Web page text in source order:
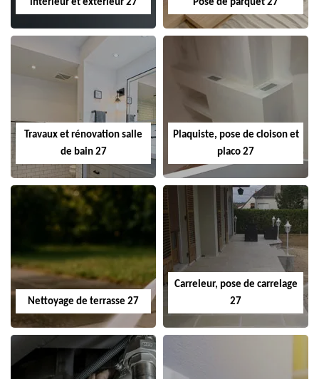
intérieur et extérieur 27
Pose de parquet 27
Travaux et rénovation salle
de bain 27
Plaquiste, pose de cloison et
placo 27
Nettoyage de terrasse 27
Carreleur, pose de carrelage
27